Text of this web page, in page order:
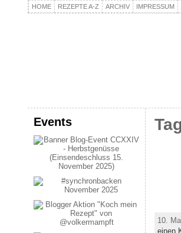
HOME REZEPTE A-Z ARCHIV IMPRESSUM
Events
10.
einen